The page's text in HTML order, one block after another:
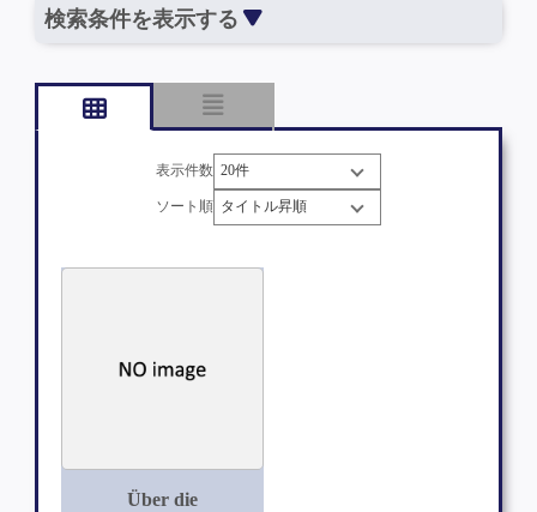
検索条件を表示する
表示件数
ソート順
Über die